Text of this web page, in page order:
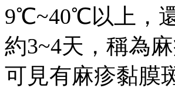
9℃~40℃以上，
約3~4天，稱為
可見有麻疹黏膜